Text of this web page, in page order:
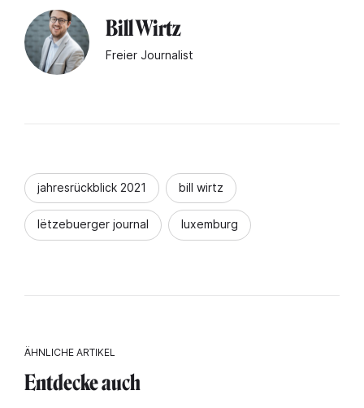
Bill Wirtz
Freier Journalist
jahresrückblick 2021 bill wirtz
lëtzebuerger journal luxemburg
ÄHNLICHE ARTIKEL
Entdecke auch